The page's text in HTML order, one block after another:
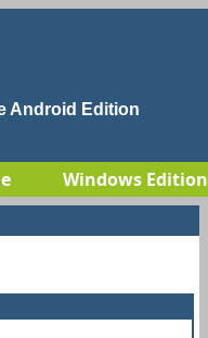
Android Edition
Windows Edition